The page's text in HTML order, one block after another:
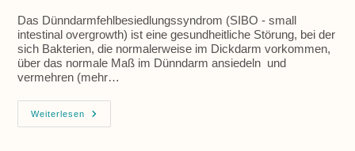
Das Dünndarmfehlbesiedlungssyndrom (SIBO - small
intestinal overgrowth) ist eine gesundheitliche Störung, bei der
sich Bakterien, die normalerweise im Dickdarm vorkommen,
über das normale Maß im Dünndarm ansiedeln und
vermehren (mehr…
Weiterlesen
Dünndarmfehlbesiedlungssyndrom
(SIBO)